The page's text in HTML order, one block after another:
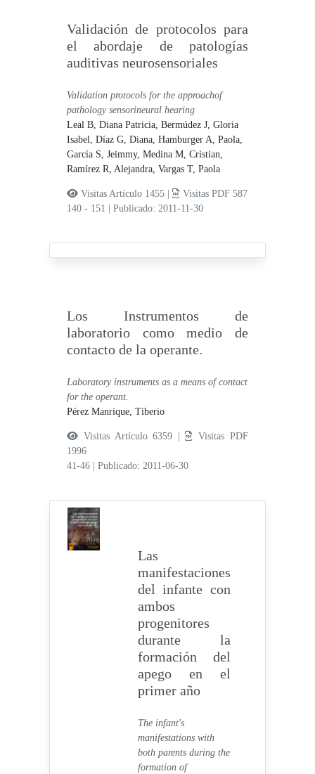
Validación de protocolos para
el abordaje de patologías
auditivas neurosensoriales
Validation protocols for the approachof
pathology sensorineural hearing
Leal B, Diana Patricia,Bermúdez J, Gloria
Isabel,Díaz G, Diana,Hamburger A, Paola,
García S, Jeimmy,Medina M, Cristian,
Ramírez R, Alejandra,Vargas T, Paola
Visitas Artículo 1455 |
Visitas PDF 587
140 - 151
|Publicado: 2011-11-30
Los Instrumentos de
laboratorio como medio de
contacto de la operante.
Laboratory instruments as a means of contact
for the operant.
Pérez Manrique, Tiberio
Visitas Artículo 6359 |
Visitas PDF
1996
41-46
|Publicado: 2011-06-30
Las
manifestaciones
del infante con
ambos
progenitores
durante la
formación del
apego en el
primer año
The infant's
manifestations with
both parents during the
formation of